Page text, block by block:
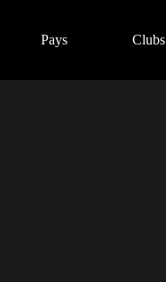
Pays Clubs